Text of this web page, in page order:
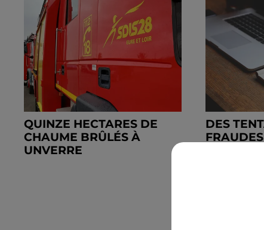
QUINZE HECTARES DE
CHAUME BRÛLÉS À
UNVERRE
DES